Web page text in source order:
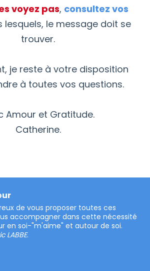
voyez pas, consultez vos
lesquels, le message doit se
trouver.
je reste à votre disposition
à toutes vos questions.
Amour et Gratitude.
Catherine.
de vous proposer toutes ces
accompagner dans cette nécessité
en soi-"m'aime" et autour de soi.
LABBE.